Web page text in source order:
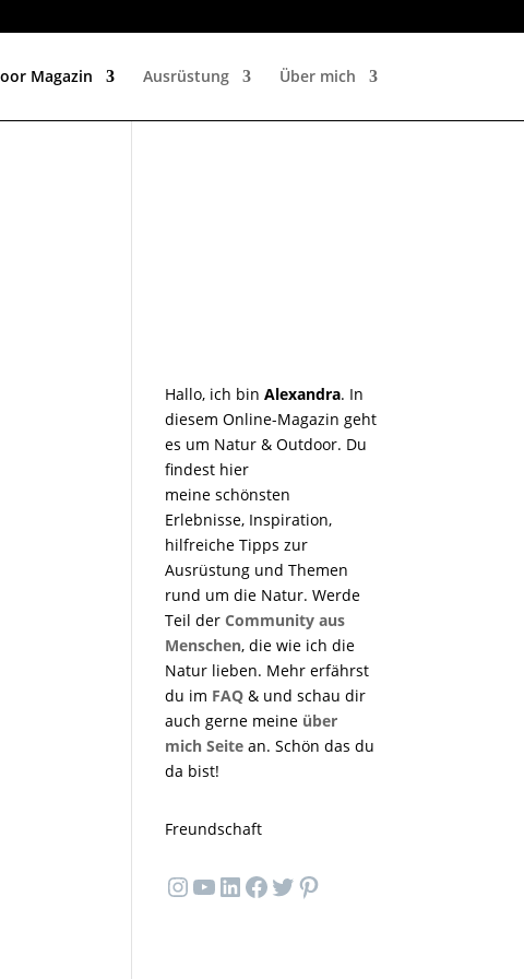
Magazin Ausrüstung Über mich
Hallo, ich binAlexandra. In
diesem Online-Magazin geht
es um Natur & Outdoor. Du
findest hier
meine schönsten
Erlebnisse, Inspiration,
hilfreiche Tipps zur
Ausrüstung und Themen
rund um die Natur. Werde
Teil derCommunity aus
Menschen, die wie ich die
Natur lieben. Mehr erfährst
du im FAQ & und schau dir
auch gerne meine über
mich Seite an. Schön das du
da bist!
Freundschaft
Instagram
YouTube
LinkedIn
Facebook
Twitter
Pinterest